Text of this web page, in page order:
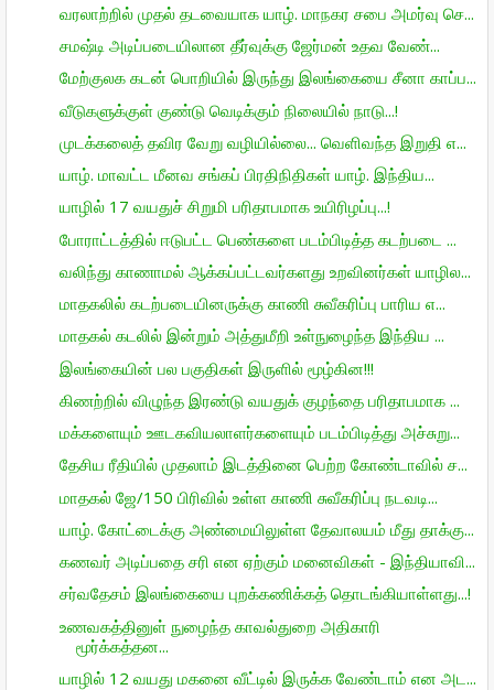
வரலாற்றில் முதல் தடவையாக யாழ். மாநகர சபை அமர்வு செ...
சமஷ்டி அடிப்படையிலான தீர்வுக்கு ஜேர்மன் உதவ வேண்...
மேற்குலக கடன் பொறியில் இருந்து இலங்கையை சீனா காப்ப...
வீடுகளுக்குள் குண்டு வெடிக்கும் நிலையில் நாடு...!
முடக்கலைத் தவிர வேறு வழியில்லை... வெளிவந்த இறுதி எ...
யாழ். மாவட்ட மீனவ சங்கப் பிரதிநிதிகள் யாழ். இந்திய...
யாழில் 17 வயதுச் சிறுமி பரிதாபமாக உயிரிழப்பு...!
போராட்டத்தில் ஈடுபட்ட பெண்களை படம்பிடித்த கடற்படை ...
வலிந்து காணாமல் ஆக்கப்பட்டவர்களது உறவினர்கள் யாழில...
மாதகலில் கடற்படையினருக்கு காணி சுவீகரிப்பு பாரிய எ...
மாதகல் கடலில் இன்றும் அத்துமீறி உள்நுழைந்த இந்திய ...
இலங்கையின் பல பகுதிகள் இருளில் மூழ்கின!!!
கிணற்றில் விழுந்த இரண்டு வயதுக் குழந்தை பரிதாபமாக ...
மக்களையும் ஊடகவியலாளர்களையும் படம்பிடித்து அச்சுறு...
தேசிய ரீதியில் முதலாம் இடத்தினை பெற்ற கோண்டாவில் ச...
மாதகல் ஜே/150 பிரிவில் உள்ள காணி சுவீகரிப்பு நடவடி...
யாழ். கோட்டைக்கு அண்மையிலுள்ள தேவாலயம் மீது தாக்கு...
கணவர் அடிப்பதை சரி என ஏற்கும் மனைவிகள் - இந்தியாவி...
சர்வதேசம் இலங்கையை புறக்கணிக்கத் தொடங்கியாள்ளது...!
உணவகத்தினுள் நுழைந்த காவல்துறை அதிகாரி
மூர்க்கத்தன...
யாழில் 12 வயது மகனை வீட்டில் இருக்க வேண்டாம் என அட...